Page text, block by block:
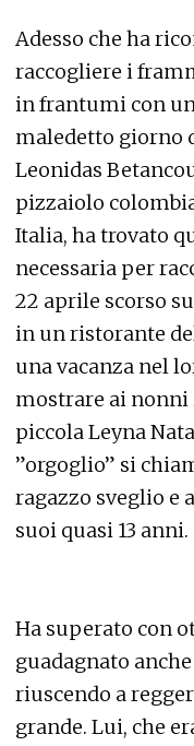
Adesso che ha
raccogliere i
in frantumi con
maledetto giorno
Leonidas
pizzaiolo
Italia, ha trovato
necessaria per
22 aprile scorso
in un ristorante
una vacanza nel
mostrare ai nonni
piccola Leyna
”orgoglio” si
ragazzo sveglio e
suoi quasi 13 anni.
Ha superato con
guadagnato
riuscendo a
grande. Lui, che